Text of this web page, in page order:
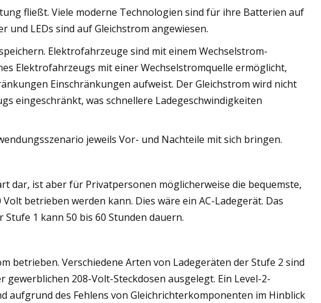
fließt. Viele moderne Technologien sind für ihre Batterien auf
und LEDs sind auf Gleichstrom angewiesen.
Elektrofahrzeuge sind mit einem Wechselstrom-
Elektrofahrzeugs mit einer Wechselstromquelle ermöglicht,
Einschränkungen aufweist. Der Gleichstrom wird nicht
eingeschränkt, was schnellere Ladegeschwindigkeiten
jeweils Vor- und Nachteile mit sich bringen.
dar, ist aber für Privatpersonen möglicherweise die bequemste,
betrieben werden kann. Dies wäre ein AC-Ladegerät. Das
1 kann 50 bis 60 Stunden dauern.
betrieben. Verschiedene Arten von Ladegeräten der Stufe 2 sind
208-Volt-Steckdosen ausgelegt. Ein Level-2-
aufgrund des Fehlens von Gleichrichterkomponenten im Hinblick